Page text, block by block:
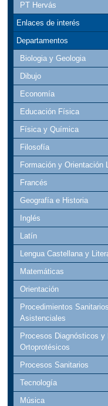
PT Hervás
Enlaces de interés
Departamentos
Biologia y Geologia
Dibujo
Economía
Educación Física
Física y Química
Filosofía
Formación y Orientación
Francés
Geografía e Historia
Inglés
Latín
Lengua Castellana y
Matemáticas
Orientación
Procedimientos
Asistenciales
Procesos Diagnósticos y
Ortoprotésicos
Procesos Sanitarios
Tecnología
Música